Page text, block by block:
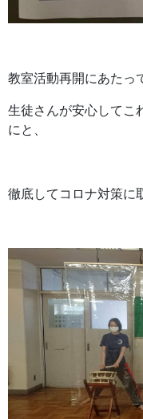
教室活動再開にあたっ
生徒さんが安心してこ
にと、
徹底してコロナ対策に